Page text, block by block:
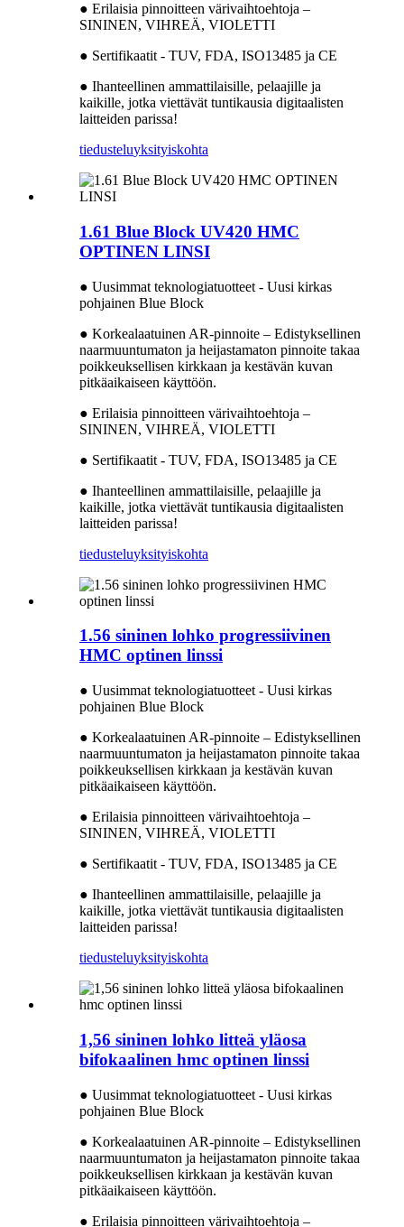
● Erilaisia ​​pinnoitteen värivaihtoehtoja –
SININEN, VIHREÄ, VIOLETTI
● Sertifikaatit - TUV, FDA, ISO13485 ja CE
● Ihanteellinen ammattilaisille, pelaajille ja
kaikille, jotka viettävät tuntikausia digitaalisten
laitteiden parissa!
tiedusteluyksityiskohta
1.61 Blue Block UV420 HMC
OPTINEN LINSI
● Uusimmat teknologiatuotteet - Uusi kirkas
pohjainen Blue Block
● Korkealaatuinen AR-pinnoite – Edistyksellinen
naarmuuntumaton ja heijastamaton pinnoite takaa
poikkeuksellisen kirkkaan ja kestävän kuvan
pitkäaikaiseen käyttöön.
● Erilaisia ​​pinnoitteen värivaihtoehtoja –
SININEN, VIHREÄ, VIOLETTI
● Sertifikaatit - TUV, FDA, ISO13485 ja CE
● Ihanteellinen ammattilaisille, pelaajille ja
kaikille, jotka viettävät tuntikausia digitaalisten
laitteiden parissa!
tiedusteluyksityiskohta
1.56 sininen lohko progressiivinen
HMC optinen linssi
● Uusimmat teknologiatuotteet - Uusi kirkas
pohjainen Blue Block
● Korkealaatuinen AR-pinnoite – Edistyksellinen
naarmuuntumaton ja heijastamaton pinnoite takaa
poikkeuksellisen kirkkaan ja kestävän kuvan
pitkäaikaiseen käyttöön.
● Erilaisia ​​pinnoitteen värivaihtoehtoja –
SININEN, VIHREÄ, VIOLETTI
● Sertifikaatit - TUV, FDA, ISO13485 ja CE
● Ihanteellinen ammattilaisille, pelaajille ja
kaikille, jotka viettävät tuntikausia digitaalisten
laitteiden parissa!
tiedusteluyksityiskohta
1,56 sininen lohko litteä yläosa
bifokaalinen hmc optinen linssi
● Uusimmat teknologiatuotteet - Uusi kirkas
pohjainen Blue Block
● Korkealaatuinen AR-pinnoite – Edistyksellinen
naarmuuntumaton ja heijastamaton pinnoite takaa
poikkeuksellisen kirkkaan ja kestävän kuvan
pitkäaikaiseen käyttöön.
● Erilaisia ​​pinnoitteen värivaihtoehtoja –